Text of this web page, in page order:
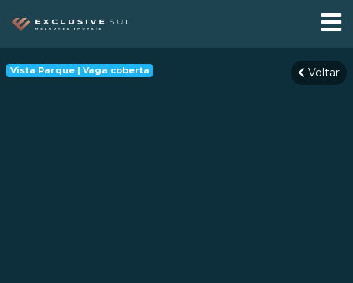
Vista Parque | Vaga coberta Voltar